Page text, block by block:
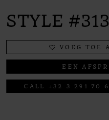
STYLE
VOEG TOE
EEN
CALL +32 3 291 70